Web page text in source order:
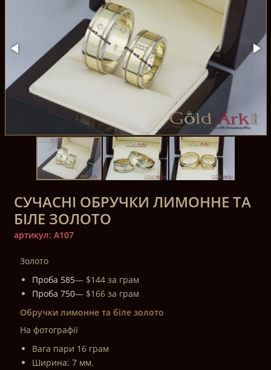
СУЧАСНІ ОБРУЧКИ ЛИМОННЕ ТА
БІЛЕ ЗОЛОТО
артикул: A107
Золото
Проба 585— $144 за грам
Проба 750— $166 за грам
Обручки лимонне та біле золото
На фотографії
Вага пари 16 грам
Ширина: 7 мм.